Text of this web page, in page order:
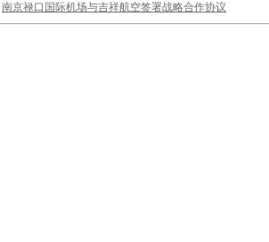
南京禄口国际机场与吉祥航空签署战略合作协议